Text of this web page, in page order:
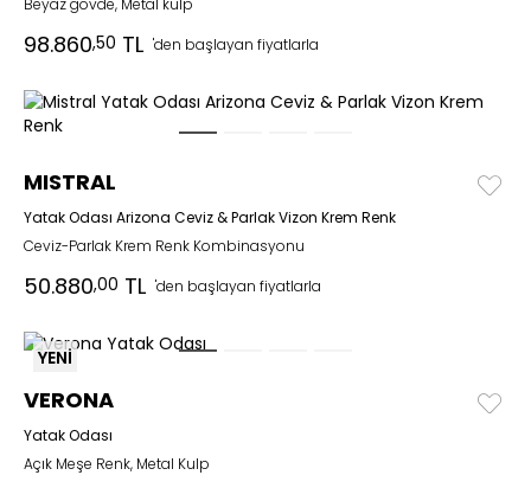
Beyaz gövde, Metal kulp
98.860,50 TL 'den başlayan fiyatlarla
MISTRAL
Yatak Odası Arizona Ceviz & Parlak Vizon Krem Renk
Ceviz-Parlak Krem Renk Kombinasyonu
50.880,00 TL 'den başlayan fiyatlarla
YENİ
VERONA
Yatak Odası
Açık Meşe Renk, Metal Kulp